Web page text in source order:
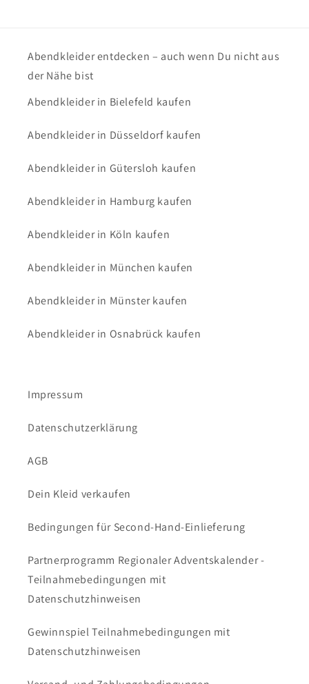
Abendkleider entdecken – auch wenn Du nicht aus
der Nähe bist
Abendkleider in Bielefeld kaufen
Abendkleider in Düsseldorf kaufen
Abendkleider in Gütersloh kaufen
Abendkleider in Hamburg kaufen
Abendkleider in Köln kaufen
Abendkleider in München kaufen
Abendkleider in Münster kaufen
Abendkleider in Osnabrück kaufen
Impressum
Datenschutzerklärung
AGB
Dein Kleid verkaufen
Bedingungen für Second-Hand-Einlieferung
Partnerprogramm Regionaler Adventskalender -
Teilnahmebedingungen mit
Datenschutzhinweisen
Gewinnspiel Teilnahmebedingungen mit
Datenschutzhinweisen